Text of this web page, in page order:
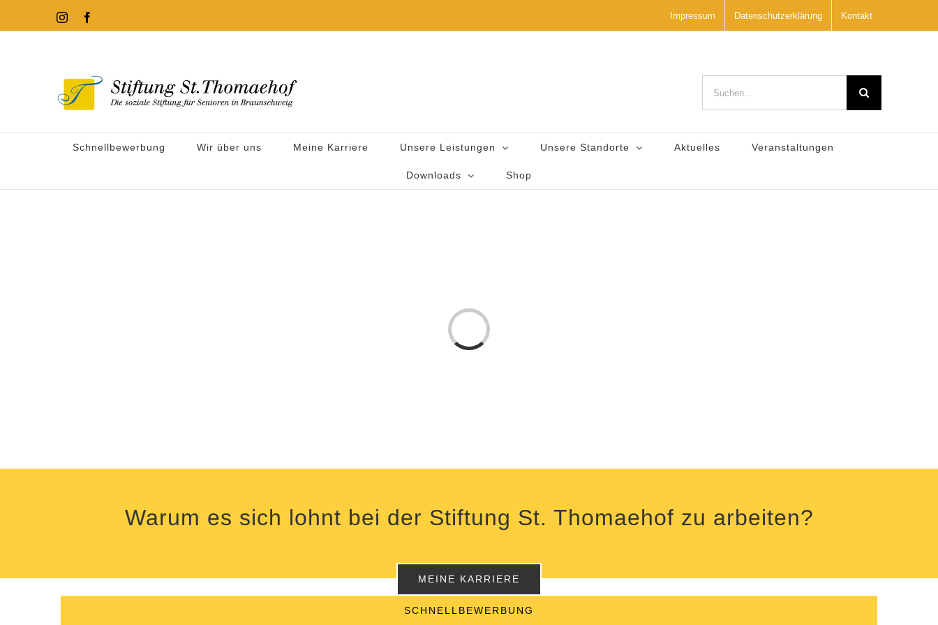
Inhalt
Instagram Impressum Datenschutzerklärung Kontakt
nach:
Schnellbewerbung Wir über uns Meine Karriere Unsere Leistungen Unsere Standorte Aktuelles Veranstaltungen
Downloads Shop
Laden...
Warum es sich lohnt bei der Stiftung St. Thomaehof zu arbeiten?
MEINE KARRIERE
SCHNELLBEWERBUNG